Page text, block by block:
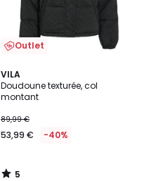
Outlet
VILA
Doudoune texturée, col
montant
89,99 €
53,99 € -40%
5
/
5
5